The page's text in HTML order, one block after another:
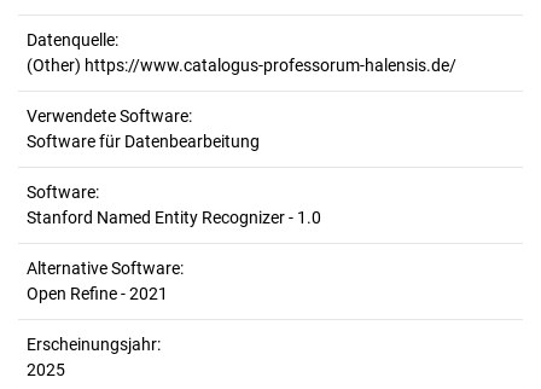
Datenquelle:
(Other) https://www.catalogus-professorum-halensis.de/
Verwendete Software:
Software für Datenbearbeitung
Software:
Stanford Named Entity Recognizer - 1.0
Alternative Software:
Open Refine - 2021
Erscheinungsjahr:
2025